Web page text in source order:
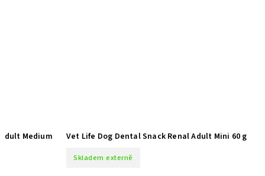
Snack Renal Adult Medium Vet Life Dog Dental Snack Renal
Skladem externě